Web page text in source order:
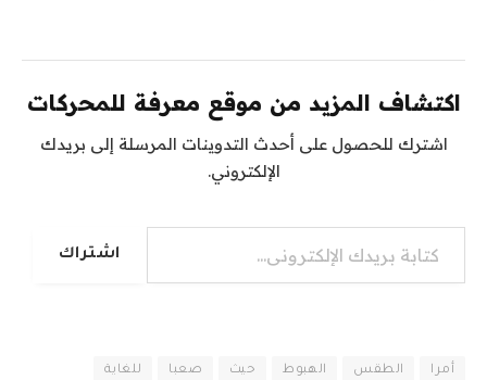
اكتشاف المزيد من موقع معرفة للمحركات
اشترك للحصول على أحدث التدوينات المرسلة إلى بريدك
الإلكتروني.
كتابة بريدك الإلكتروني...
اشتراك
أمرا الطقس الهبوط حيث صعبا للغاية